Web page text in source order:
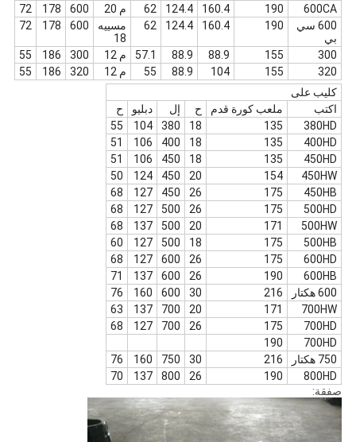
600CA
190
160.4
124.4
62 م 20 600
178
72
600 سي
بي
190
160.4
124.4
62
مسييه
18
600
178
72
300
155
88.9
88.9
57.1 م 12 300
186
55
320
155
104
88.9
55 م 12 320
186
55
كليب على
اكتب
ملعب كورة قدم ح إل دبليو
ح
380HD
135
18
380
104
55
400HD
135
18
400
106
51
450HD
135
18
450
106
51
450HW
154
20
450
124
50
450HB
175
26
450
127
68
500HD
175
26
500
127
68
500HW
171
20
500
137
68
500HB
175
18
500
127
60
600HD
175
26
600
127
68
600HB
190
26
600
137
71
600 هكتار
216
30
600
160
76
700HW
171
20
700
137
63
700HD
175
26
700
127
68
700HD
190
750 هكتار
216
30
750
160
76
800HD
190
26
800
137
70
صفقة: